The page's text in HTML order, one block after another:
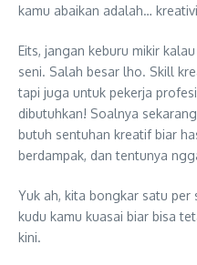
kamu abaikan adalah…
Eits, jangan keburu mikir
seni. Salah besar lho. Skill
tapi juga untuk pekerja
dibutuhkan! Soalnya
butuh sentuhan kreatif biar
berdampak, dan tentunya
Yuk ah, kita bongkar satu
kudu kamu kuasai biar bisa
kini.